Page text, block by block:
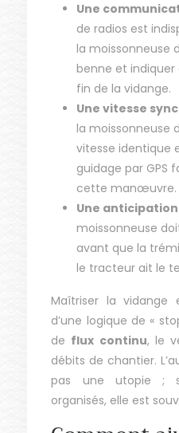
Une
de radios est
la moissonneuse
benne et
fin de la vidange.
Une vitesse
la moissonneuse
vitesse identique
guidage par GPS
cette manœuvre.
Une anticipation
moissonneuse
avant que la
le tracteur ait le
Maîtriser la vidange
d’une logique de «
de flux continu, le
débits de chantier.
pas une utopie ;
organisés, elle est